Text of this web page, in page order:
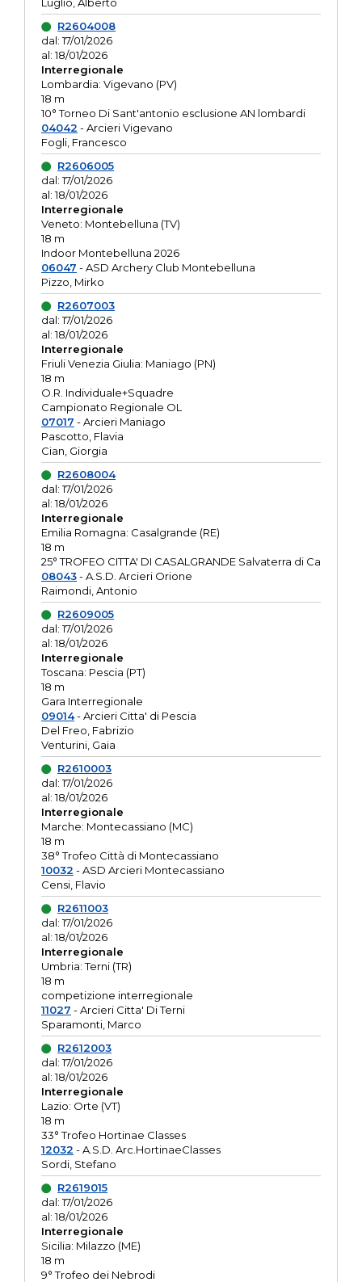
R2604008
dal: 17/01/2026
al: 18/01/2026
Interregionale
Lombardia: Vigevano (PV)
18 m
10° Torneo Di Sant'antonio esclusione AN lombardi
04042 - Arcieri Vigevano
Fogli, Francesco
R2606005
dal: 17/01/2026
al: 18/01/2026
Interregionale
Veneto: Montebelluna (TV)
18 m
Indoor Montebelluna 2026
06047 - ASD Archery Club Montebelluna
Pizzo, Mirko
R2607003
dal: 17/01/2026
al: 18/01/2026
Interregionale
Friuli Venezia Giulia: Maniago (PN)
18 m
O.R. Individuale+Squadre
Campionato Regionale OL
07017 - Arcieri Maniago
Pascotto, Flavia
Cian, Giorgia
R2608004
dal: 17/01/2026
al: 18/01/2026
Interregionale
Emilia Romagna: Casalgrande (RE)
18 m
25° TROFEO CITTA' DI CASALGRANDE Salvaterra di Ca
08043- A.S.D. Arcieri Orione
Raimondi, Antonio
R2609005
dal: 17/01/2026
al: 18/01/2026
Interregionale
Toscana: Pescia (PT)
18 m
Gara Interregionale
09014- Arcieri Citta' di Pescia
Del Freo, Fabrizio
Venturini, Gaia
R2610003
dal: 17/01/2026
al: 18/01/2026
Interregionale
Marche: Montecassiano (MC)
18 m
38° Trofeo Città di Montecassiano
10032 - ASD Arcieri Montecassiano
Censi, Flavio
R2611003
dal: 17/01/2026
al: 18/01/2026
Interregionale
Umbria: Terni (TR)
18 m
competizione interregionale
11027 - Arcieri Citta' Di Terni
Sparamonti, Marco
R2612003
dal: 17/01/2026
al: 18/01/2026
Interregionale
Lazio: Orte (VT)
18 m
33° Trofeo Hortinae Classes
12032 - A.S.D. Arc.HortinaeClasses
Sordi, Stefano
R2619015
dal: 17/01/2026
al: 18/01/2026
Interregionale
Sicilia: Milazzo (ME)
18 m
9° Trofeo dei Nebrodi